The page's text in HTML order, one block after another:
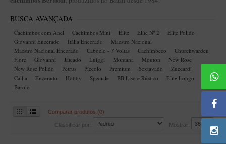
BLENDS
Blend Kumbaya
Blends Para Cachimbo
Blends Para Enrolar
Cândido Giovanella
D'ora
BUSCA AVANÇADA
Cachimbos com Anel Cachimbos Mini Elite Elite Nº 2
Elite Polido
Giovanni Encerado
Itália Encerado
Maestro Nacional
Maestro Nacional Encerado
Caboclo - 7 Voltas Cachimbeco
Churchwarden
Fiore
Giovanni Jateado Luiggi Montana Mouton
New Rose
New Rose Polido
Petrus Piccolo Premium Sextavado
Zuccardi
Callia
Encerado Hobby Speciale BB Liso e Rústico
Elite Longo
Barolo
Comparar produtos (0)
Classificar por: Mostrar: